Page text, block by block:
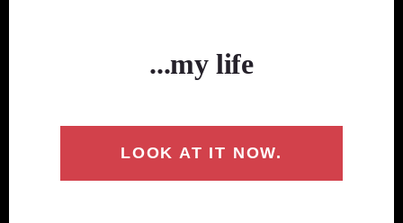
...my life
LOOK AT IT NOW.